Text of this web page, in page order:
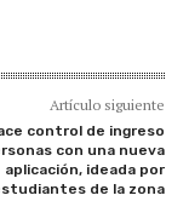
Artículo siguiente
control de ingreso
con una nueva
aplicación, ideada por
de la zona